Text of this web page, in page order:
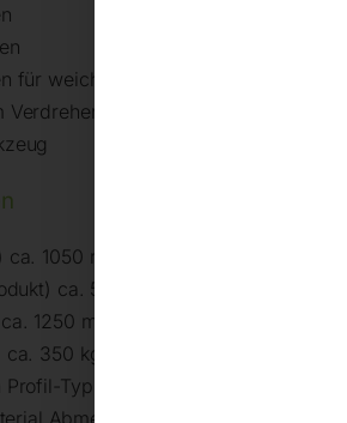
für weiche Materialien
von Stäben
1050 mm
ca. 500 mm
1250 mm
350 kg
Typ Standard